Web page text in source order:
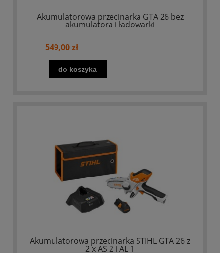
Akumulatorowa przecinarka GTA 26 bez
akumulatora i ładowarki
549,00 zł
do koszyka
Akumulatorowa przecinarka STIHL GTA 26 z
2 x AS 2 i AL 1